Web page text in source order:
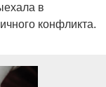
в
конфликта.